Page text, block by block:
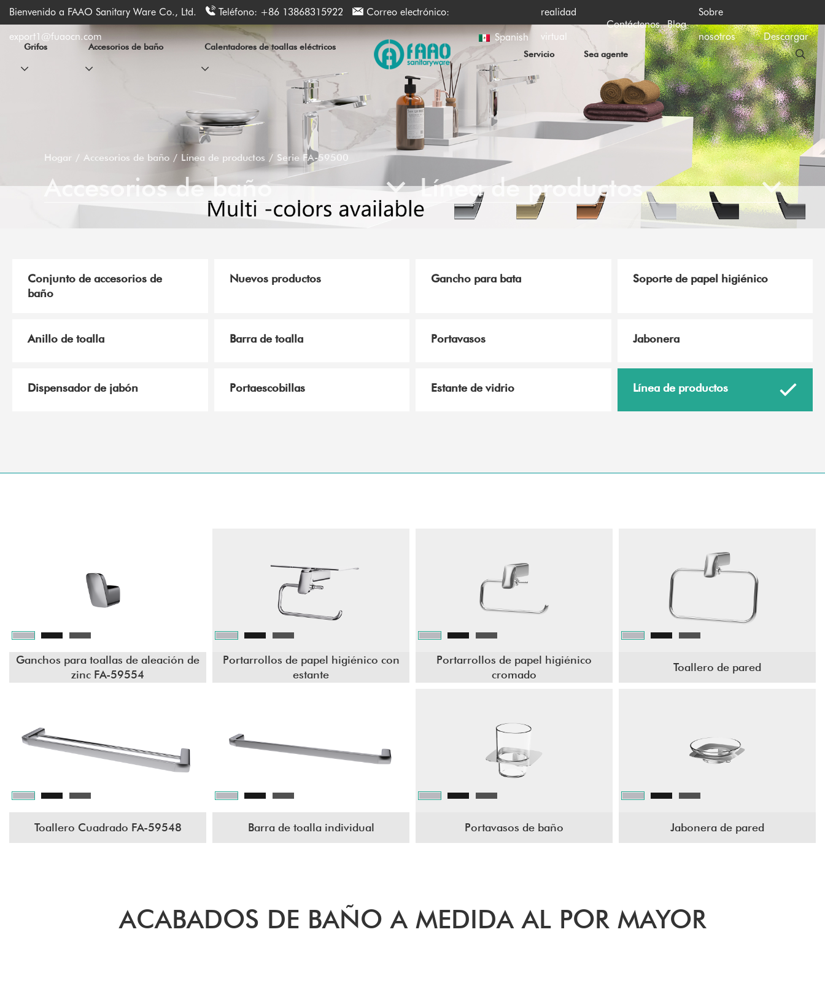
Bienvenido a FAAO Sanitary Ware Co., Ltd. Teléfono: +86 13868315922 Correo electrónico:
export1@fuaocn.com Spanish
realidad
virtual
Contáctenos Blog
Sobre
nosotros Descargar
Grifos Accesorios de baño Calentadores de toallas eléctricos
Servicio Sea agente
Hogar Accesorios de baño Línea de productos Serie FA-59500
Accesorios de baño Línea de productos
Conjunto de accesorios de
baño
Nuevos productos Gancho para bata Soporte de papel higiénico
Anillo de toalla Barra de toalla Portavasos Jabonera
Dispensador de jabón Portaescobillas Estante de vidrio Línea de productos
Ganchos para toallas de aleación de
zinc FA-59554
Portarrollos de papel higiénico con
estante
Portarrollos de papel higiénico
cromado
Toallero de pared
Toallero Cuadrado FA-59548 Barra de toalla individual Portavasos de baño Jabonera de pared
ACABADOS DE BAÑO A MEDIDA AL POR MAYOR